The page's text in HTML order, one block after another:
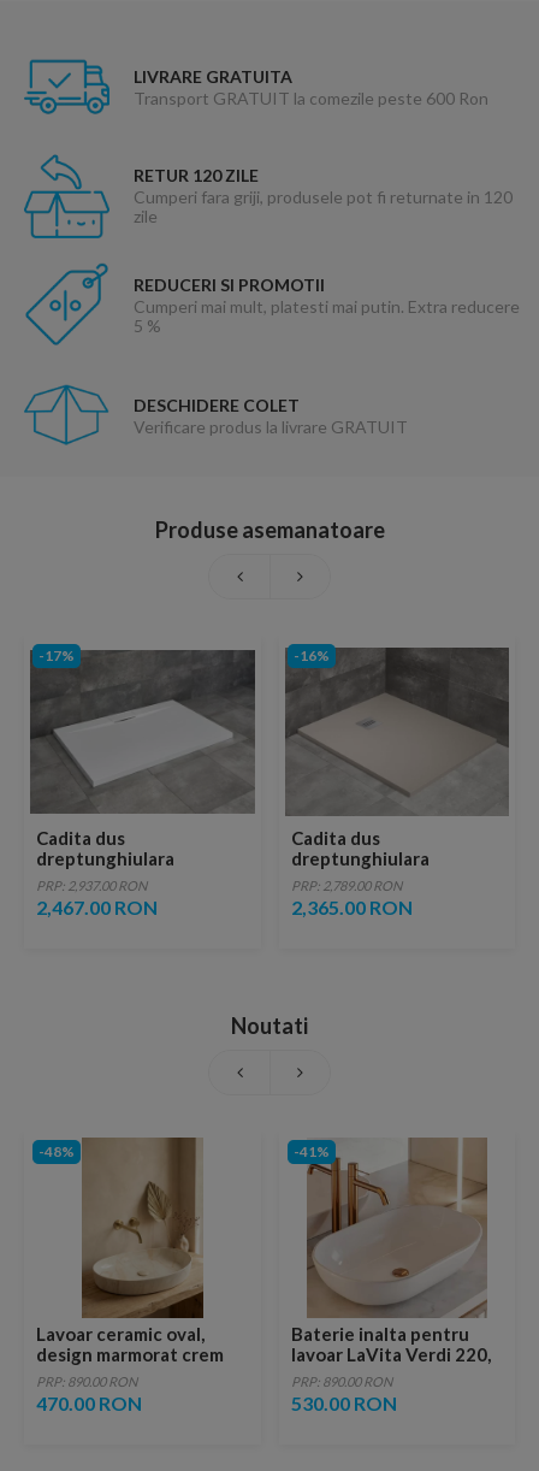
LIVRARE GRATUITA
Transport GRATUIT la comezile peste 600 Ron
RETUR 120 ZILE
Cumperi fara griji, produsele pot fi returnate in 120
zile
REDUCERI SI PROMOTII
Cumperi mai mult, platesti mai putin. Extra reducere
5 %
DESCHIDERE COLET
Verificare produs la livrare GRATUIT
Produse asemanatoare
-17%
Cadita dus
dreptunghiulara
Radaway Giaros D 110 x
90 x H4 cm, alb
PRP: 2,937.00 RON
2,467.00 RON
-16%
Cadita dus
dreptunghiulara
Radaway Kyntos F
130x80xH3 cm,
decupabila
PRP: 2,789.00 RON
2,365.00 RON
Noutati
-48%
Lavoar ceramic oval,
design marmorat crem
lucios cu vene aurii,
ventil inclus
PRP: 890.00 RON
470.00 RON
-41%
Baterie inalta pentru
lavoar LaVita Verdi 220,
fara ventil, brushed
copper
PRP: 890.00 RON
530.00 RON